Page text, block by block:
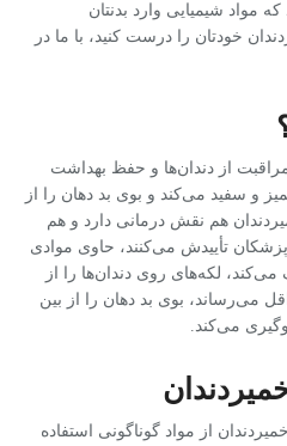
مواد شیمیایی وارد بدنتان
خودتان را درست کنید، با ما در
از دندان‌ها و حفظ بهداشت
و سفید می‌کند و بوی بد دهان را از
هم نقش درمانی دارد و هم
تأییدش می‌کنند، حاوی موادی
لکه‌های روی دندان‌ها را از
می‌رساند، بوی بد دهان را از بین
می‌کند
از مواد گوناگونی استفاده